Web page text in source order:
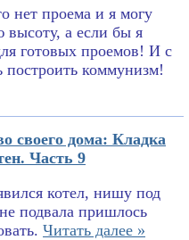
нет проема и я могу
высоту, а если бы я
готовых проемов! И с
построить коммунизм!
своего дома: Кладка
Часть 9
котел, нишу под
подвала пришлось
Читать далее »